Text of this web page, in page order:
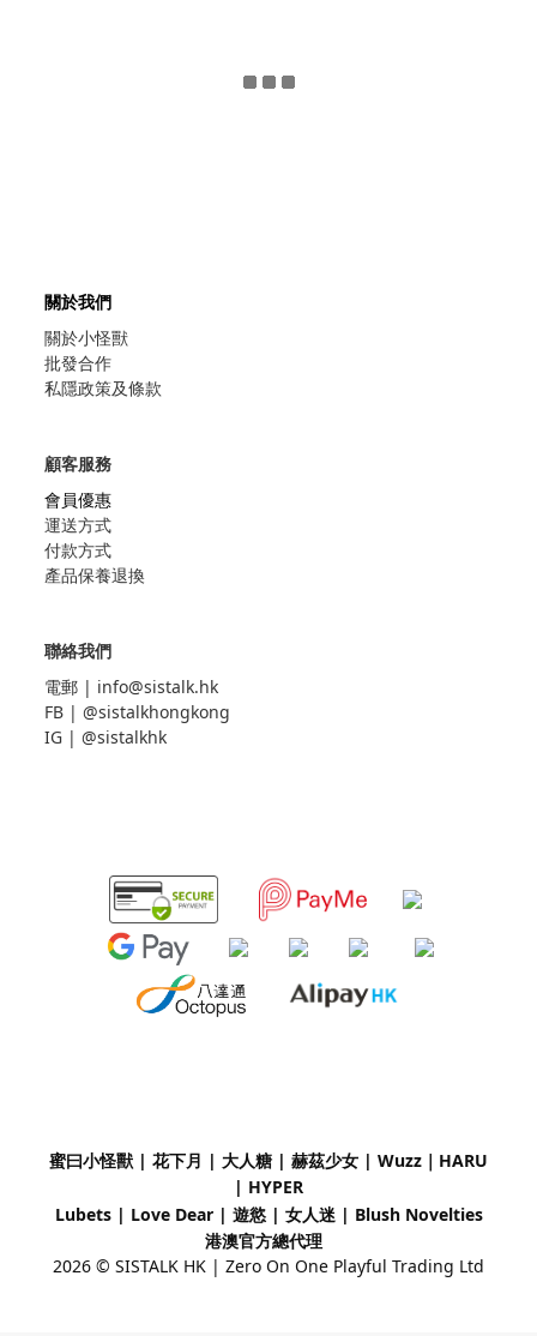
關於我們
關於小怪獸
批發合作
私隱政策及條款
顧客服務
會員優惠
運送方式
付款方式
產品保養退換
聯絡我們
電郵 | info@sistalk.hk
FB | @sistalkhongkong
IG | @sistalkhk
蜜曰小怪獸 | 花下月 | 大人糖 | 赫茲少女 | Wuzz｜ HARU
| HYPER
Lubets | Love Dear | 遊慾 | 女人迷 | Blush Novelties
港澳官方總代理
2026 © SISTALK HK | Zero On One Playful Trading Ltd